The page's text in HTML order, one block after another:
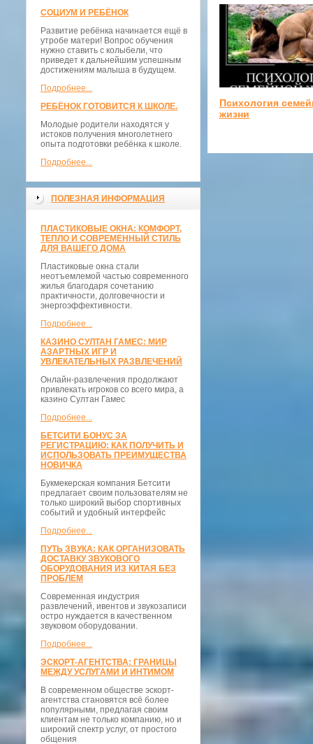
СОЦИУМ И РЕБЁНОК
Развитие ребёнка начинается ещё в
утробе матери! Вопрос обучения
нужно ставить с колыбели, что
приведет к дальнейшим успешным
достижениям малыша в будущем.
Подробнее...
РЕБЁНОК ГОТОВИТСЯ К ШКОЛЕ.
Молодые родители находятся у
истоков получения многолетнего
опыта подготовки ребёнка к школе.
Подробнее...
ПОЛЕЗНАЯ ИНФОРМАЦИЯ
ПЛАСТИКОВЫЕ ОКНА: КОМФОРТ,
ТЕПЛО И СОВРЕМЕННЫЙ СТИЛЬ
ДЛЯ ВАШЕГО ДОМА
Пластиковые окна стали
неотъемлемой частью современного
жилья благодаря сочетанию
практичности, долговечности и
энергоэффективности.
Подробнее...
КАЗИНО СУЛТАН ГАМЕС: МИР
АЗАРТНЫХ ИГР И
УВЛЕКАТЕЛЬНЫХ РАЗВЛЕЧЕНИЙ
Онлайн-развлечения продолжают
привлекать игроков со всего мира, а
казино Султан Гамес
Подробнее...
БЕТСИТИ БОНУС ЗА
РЕГИСТРАЦИЮ: КАК ПОЛУЧИТЬ И
ИСПОЛЬЗОВАТЬ ПРЕИМУЩЕСТВА
НОВИЧКА
Букмекерская компания Бетсити
предлагает своим пользователям не
только широкий выбор спортивных
событий и удобный интерфейс
Подробнее...
ПУТЬ ЗВУКА: КАК ОРГАНИЗОВАТЬ
ДОСТАВКУ ЗВУКОВОГО
ОБОРУДОВАНИЯ ИЗ КИТАЯ БЕЗ
ПРОБЛЕМ
Современная индустрия
развлечений, ивентов и звукозаписи
остро нуждается в качественном
звуковом оборудовании.
Подробнее...
ЭСКОРТ-АГЕНТСТВА: ГРАНИЦЫ
МЕЖДУ УСЛУГАМИ И ИНТИМОМ
В современном обществе эскорт-
агентства становятся всё более
популярными, предлагая своим
клиентам не только компанию, но и
широкий спектр услуг, от простого
общения
Психология
жизни